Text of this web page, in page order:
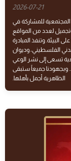
2026-07-21
للمشاركة في
لعدد من المواقع
البيئة. وتنفذ المبادرة
الفلسطيني، وديوان
تسعى إلى نشر الوعي
وبجهودنا جميعاً ستبقى
الظاهرية أجمل بأهلها.